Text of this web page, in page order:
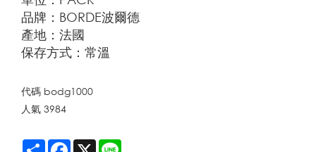
品牌：BORDE波爾德
產地：法國
保存方式：常溫
代碼 bodg1000
人氣 3984
Share Facebook
X